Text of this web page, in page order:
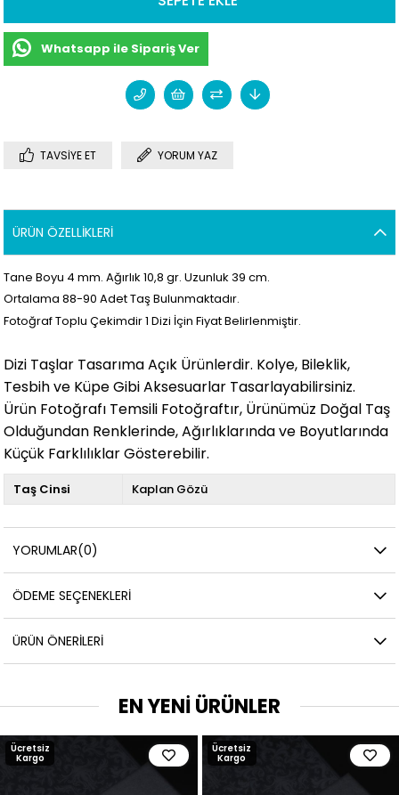
Whatsapp ile Sipariş Ver
TAVSIYE ET YORUM YAZ
ÜRÜN ÖZELLIKLERI
Tane Boyu 4 mm. Ağırlık 10,8 gr. Uzunluk 39 cm.
Ortalama 88-90 Adet Taş Bulunmaktadır.
Fotoğraf Toplu Çekimdir 1 Dizi İçin Fiyat Belirlenmiştir.
Dizi Taşlar Tasarıma Açık Ürünlerdir. Kolye, Bileklik,
Tesbih ve Küpe Gibi Aksesuarlar Tasarlayabilirsiniz.
Ürün Fotoğrafı Temsili Fotoğraftır, Ürünümüz Doğal Taş
Olduğundan Renklerinde, Ağırlıklarında ve Boyutlarında
Küçük Farklılıklar Gösterebilir.
Taş Cinsi Kaplan Gözü
YORUMLAR(0)
ÖDEME SEÇENEKLERI
ÜRÜN ÖNERILERI
EN YENİ ÜRÜNLER
Ücretsiz
Kargo
Ücretsiz
Kargo